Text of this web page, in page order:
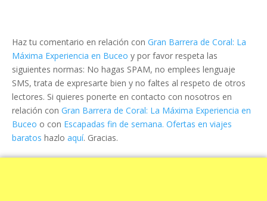
Haz tu comentario en relación con Gran Barrera de Coral: La
Máxima Experiencia en Buceo y por favor respeta las
siguientes normas: No hagas SPAM, no emplees lenguaje
SMS, trata de expresarte bien y no faltes al respeto de otros
lectores. Si quieres ponerte en contacto con nosotros en
relación con Gran Barrera de Coral: La Máxima Experiencia en
Buceo o con Escapadas fin de semana. Ofertas en viajes
baratos hazlo aquí. Gracias.